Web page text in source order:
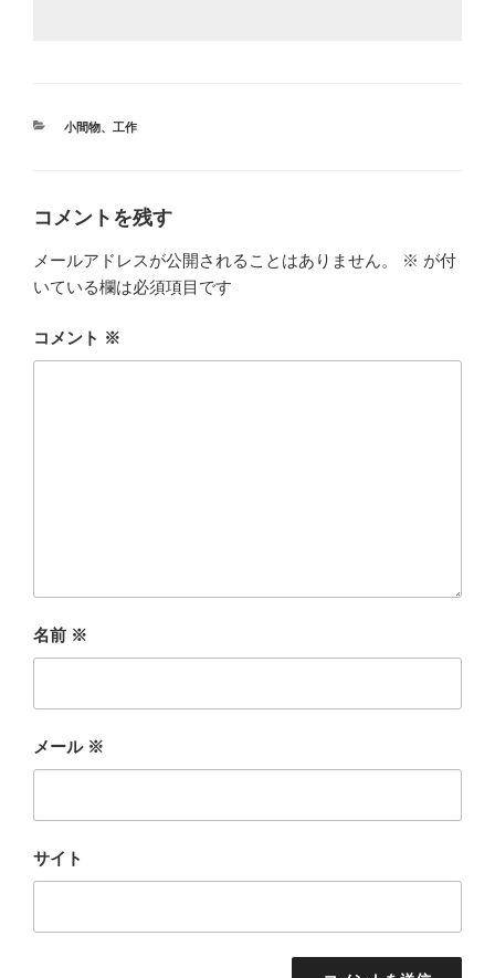
カ
小間物、 工作
コメントを残す
メールアドレスが公開されることはありません。 ※ が付
いている欄は必須項目です
コメント ※
名前 ※
メール ※
サイト